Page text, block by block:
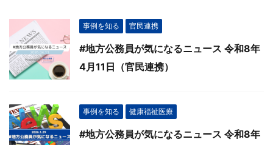
事例を知る 官民連携
#地方公務員が気になるニュース 令和8年
4月11日（官民連携）
事例を知る 健康福祉医療
#地方公務員が気になるニュース 令和8年